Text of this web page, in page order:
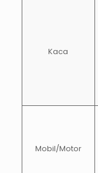
Kaca
Mobil/Motor